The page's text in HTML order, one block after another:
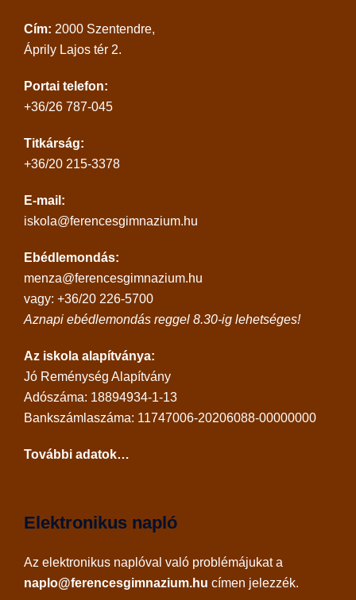
Cím: 2000 Szentendre,
Áprily Lajos tér 2.
Portai telefon:
+36/26 787-045
Titkárság:
+36/20 215-3378
E-mail:
iskola@ferencesgimnazium.hu
Ebédlemondás:
menza@ferencesgimnazium.hu
vagy: +36/20 226-5700
Aznapi ebédlemondás reggel 8.30-ig lehetséges!
Az iskola alapítványa:
Jó Reménység Alapítvány
Adószáma: 18894934-1-13
Bankszámlaszáma: 11747006-20206088-00000000
További adatok…
Elektronikus napló
Az elektronikus naplóval való problémájukat a
naplo@ferencesgimnazium.hu címen jelezzék.